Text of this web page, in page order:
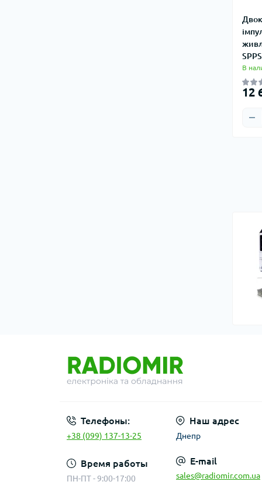
В
12
Телефоны:
+38 (099) 137-13-25
Время работы
ПН-ПТ - 9:00-17:00
Наш адрес
Днепр
E-mail
sales@radiomir.com.ua